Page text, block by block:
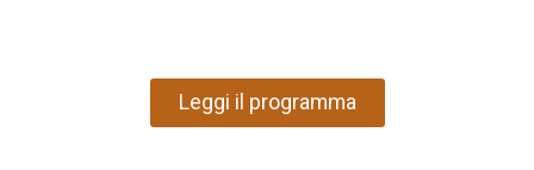
Leggi il programma